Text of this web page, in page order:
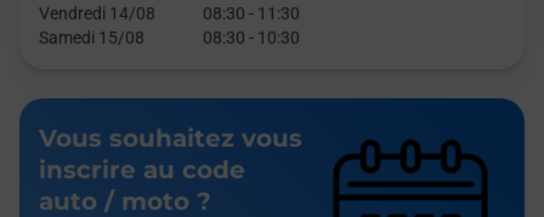
Vendredi 14/08
08:30 - 11:30
Samedi 15/08
08:30 - 10:30
Vous souhaitez vous
inscrire au code
auto / moto ?